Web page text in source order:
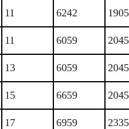
11 6242 1905
11 6059 2045
13 6059 2045
15 6659 2045
17 6959 2335